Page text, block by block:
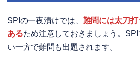
SPIの一夜漬けでは、 難問には太刀
あるため注意しておきましょう。
い一方で難問も出題されます。